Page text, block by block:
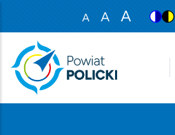
A
Set font size to
A
A